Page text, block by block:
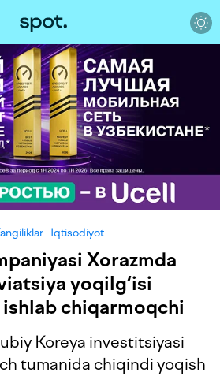
Iqtisodiyot
Xorazmda
yoqilg‘isi
chiqarmoqchi
Koreya investitsiyasi
tumanida chiqindi yoqish